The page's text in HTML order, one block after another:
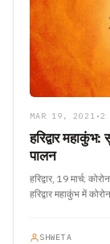
MAR 19, 2021 •2
हरिद्वार
पालन
हरिद्वार, 19 मार्च;
हरिद्वार महाकुंभ में
SHWETA